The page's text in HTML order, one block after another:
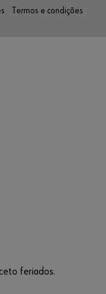
Termos e condições
feriados.